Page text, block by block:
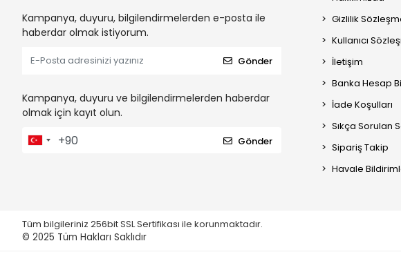
Kampanya, duyuru, bilgilendirmelerden e-posta ile
haberdar olmak istiyorum.
Gönder
Kampanya, duyuru ve bilgilendirmelerden haberdar
olmak için kayıt olun.
Gönder
Gizlilik
Kullanıcı
İletişim
Banka Hesap
İade Koşulları
Sıkça Sorulan
Sipariş Takip
Havale
Tüm bilgileriniz 256bit SSL Sertifikası ile korunmaktadır.
© 2025 Tüm Hakları Saklıdır